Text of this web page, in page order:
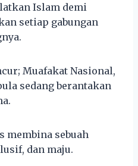
Islam demi
setiap gabungan
Muafakat Nasional,
sedang berantakan
membina sebuah
dan maju.